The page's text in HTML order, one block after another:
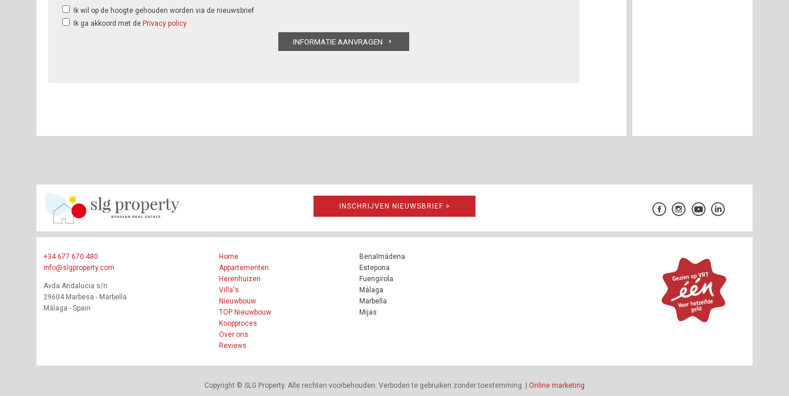
Ik wil op de hoogte gehouden worden via de nieuwsbrief
Ik ga akkoord met de Privacy policy
INSCHRIJVEN NIEUWSBRIEF >
+34 677 670 480
info@slgproperty.com
Avda Andalucia s/n
29604 Marbesa - Marbella
Málaga - Spain
Home
Appartementen
Herenhuizen
Villa's
Nieuwbouw
TOP Nieuwbouw
Koopproces
Over ons
Reviews
Benalmádena
Estepona
Fuengirola
Málaga
Marbella
Mijas
Copyright © SLG Property. Alle rechten voorbehouden. Verboden te gebruiken zonder toestemming. | Online marketing